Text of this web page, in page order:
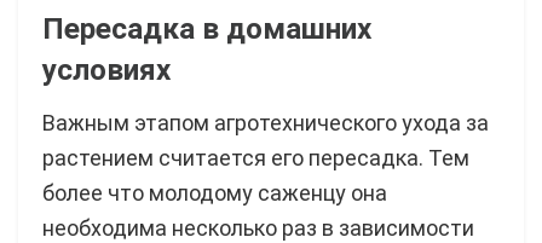
Пересадка в домашних
условиях
Важным этапом агротехнического ухода за
растением считается его пересадка. Тем
более что молодому саженцу она
необходима несколько раз в зависимости